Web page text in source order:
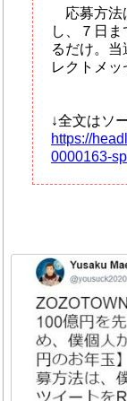
応募方法
し、７日
るだけ。
レクトメッ
↓全文はソ
https://
0000163-